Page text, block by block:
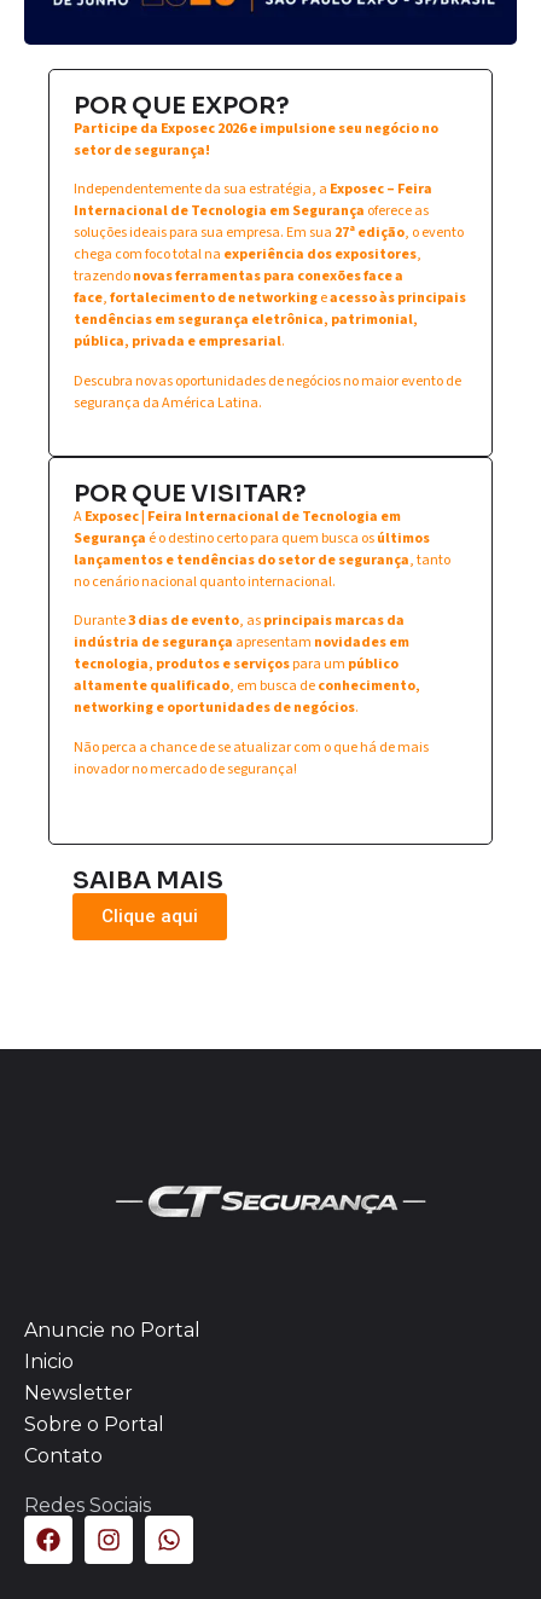
POR QUE EXPOR?
Participe da Exposec 2026 e impulsione seu negócio no
setor de segurança!
Independentemente da sua estratégia, a Exposec – Feira
Internacional de Tecnologia em Segurança oferece as
soluções ideais para sua empresa. Em sua 27ª edição, o evento
chega com foco total na experiência dos expositores,
trazendonovas ferramentas para conexões face a
face,fortalecimento de networkingeacesso às principais
tendências em segurança eletrônica, patrimonial,
pública, privada e empresarial.
Descubra novas oportunidades de negócios no maior evento de
segurança da América Latina.
POR QUE VISITAR?
AExposec | Feira Internacional de Tecnologia em
Segurança é o destino certo para quem busca osúltimos
lançamentos e tendências do setor de segurança, tanto
no cenário nacional quanto internacional.
Durante3 dias de evento, asprincipais marcas da
indústria de segurança apresentam novidades em
tecnologia, produtos e serviçospara um público
altamente qualificado, em busca deconhecimento,
networking e oportunidades de negócios.
Não perca a chance de se atualizar com o que há de mais
inovador no mercado de segurança!
SAIBA MAIS
Clique aqui
Anuncie no Portal
Inicio
Newsletter
Sobre o Portal
Contato
Redes Sociais